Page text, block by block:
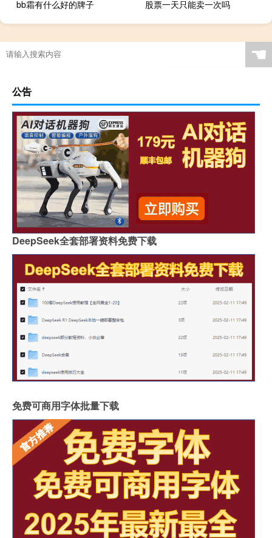
bb霜有什么好的牌子 股票一天只能卖一次吗
☚
公告
DeepSeek全套部署资料免费下载
免费可商用字体批量下载